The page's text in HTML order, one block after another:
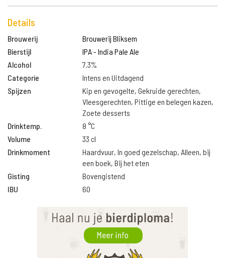
Details
Brouwerij
Brouwerij Bliksem
Bierstijl
IPA - India Pale Ale
Alcohol
7.3%
Categorie
Intens en Uitdagend
Spijzen
Kip en gevogelte, Gekruide gerechten,
Vleesgerechten, Pittige en belegen kazen,
Zoete desserts
Drinktemp.
8 °C
Volume
33 cl
Drinkmoment
Haardvuur, In goed gezelschap, Alleen, bij
een boek, Bij het eten
Gisting
Bovengistend
IBU
60